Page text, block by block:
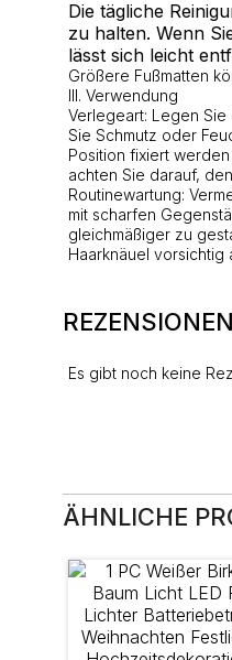
Die tägliche
zu halten. Wenn
lässt sich leicht
Größere Fußmatten
III. Verwendung
Verlegeart: Legen
Sie Schmutz oder
Position fixiert
achten Sie darauf,
Routinewartung:
mit scharfen
gleichmäßiger zu
Haarknäuel vorsichtig
REZENSIONEN
Es gibt noch keine
ÄHNLICHE